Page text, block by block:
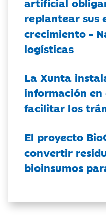
replantear sus
crecimiento -
logísticas
La Xunta
información
facilitar los
El proyecto
convertir
bioinsumos